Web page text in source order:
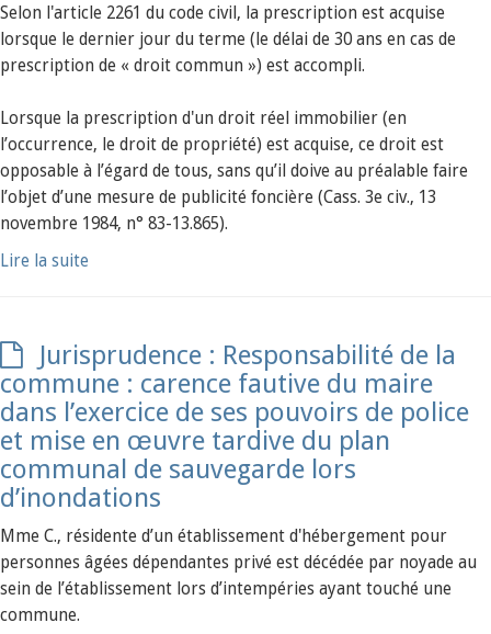
Selon l'article 2261 du code civil, la prescription est acquise
lorsque le dernier jour du terme (le délai de 30 ans en cas de
prescription de « droit commun ») est accompli.
Lorsque la prescription d'un droit réel immobilier (en
l’occurrence, le droit de propriété) est acquise, ce droit est
opposable à l’égard de tous, sans qu’il doive au préalable faire
l’objet d’une mesure de publicité foncière (Cass. 3e civ., 13
novembre 1984, n° 83-13.865).
Lire la suite
Jurisprudence : Responsabilité de la
commune : carence fautive du maire
dans l’exercice de ses pouvoirs de police
et mise en œuvre tardive du plan
communal de sauvegarde lors
d’inondations
Mme C., résidente d’un établissement d'hébergement pour
personnes âgées dépendantes privé est décédée par noyade au
sein de l’établissement lors d’intempéries ayant touché une
commune.